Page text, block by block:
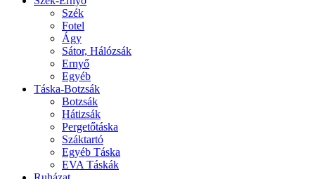
Szék
Fotel
Ágy
Sátor, Hálózsák
Ernyő
Egyéb
Táska-Botzsák
Botzsák
Hátizsák
Pergetőtáska
Száktartó
Egyéb Táska
EVA Táskák